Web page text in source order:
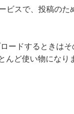
ビスで、投稿のた
ードするときはそ
んど使い物になり